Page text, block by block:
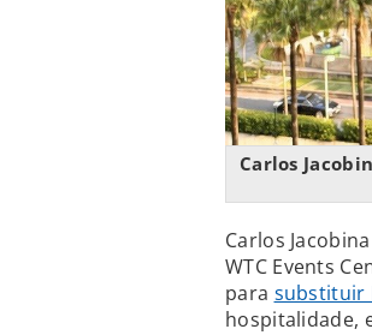
Carlos
Carlos
WTC Events
para substituir
hospitalidade,